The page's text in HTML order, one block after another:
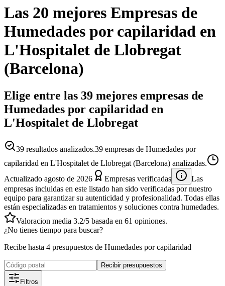
Las 20 mejores Empresas de
Humedades por capilaridad en
L'Hospitalet de Llobregat
(Barcelona)
Elige entre las 39 mejores empresas de
Humedades por capilaridad en
L'Hospitalet de Llobregat
39 resultados analizados.39 empresas de Humedades por
capilaridad en L'Hospitalet de Llobregat (Barcelona) analizadas.
Actualizado agosto de 2026 Empresas verificadas
Las
empresas incluidas en este listado han sido verificadas por nuestro
equipo para garantizar su autenticidad y profesionalidad. Todas ellas
están especializadas en tratamientos y soluciones contra humedades.
Valoracion media 3.2/5 basada en 61 opiniones.
¿No tienes tiempo para buscar?
Recibe hasta 4 presupuestos de Humedades por capilaridad
Recibir presupuestos
Filtros